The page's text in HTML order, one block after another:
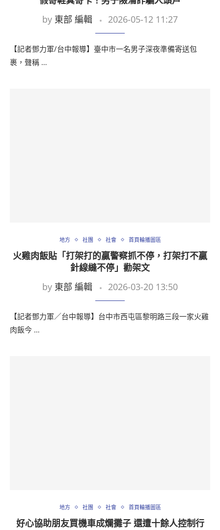
by 東部 編輯 2026-05-12 11:27
【記者鄧力軍/台中報導】臺中市一名男子深夜準備寄送包
裹，聲稱 …
地方 社團 社會 首頁輪播圖區
火雞肉飯貼「打架打的贏警察抓不停，打架打不贏
針線縫不停」勸架文
by 東部 編輯 2026-03-20 13:50
【記者鄧力軍／台中報導】台中市西屯區黎明路三段一家火雞
肉飯今 …
地方 社團 社會 首頁輪播圖區
好心協助朋友買機車成爛攤子 還遭十餘人控制行